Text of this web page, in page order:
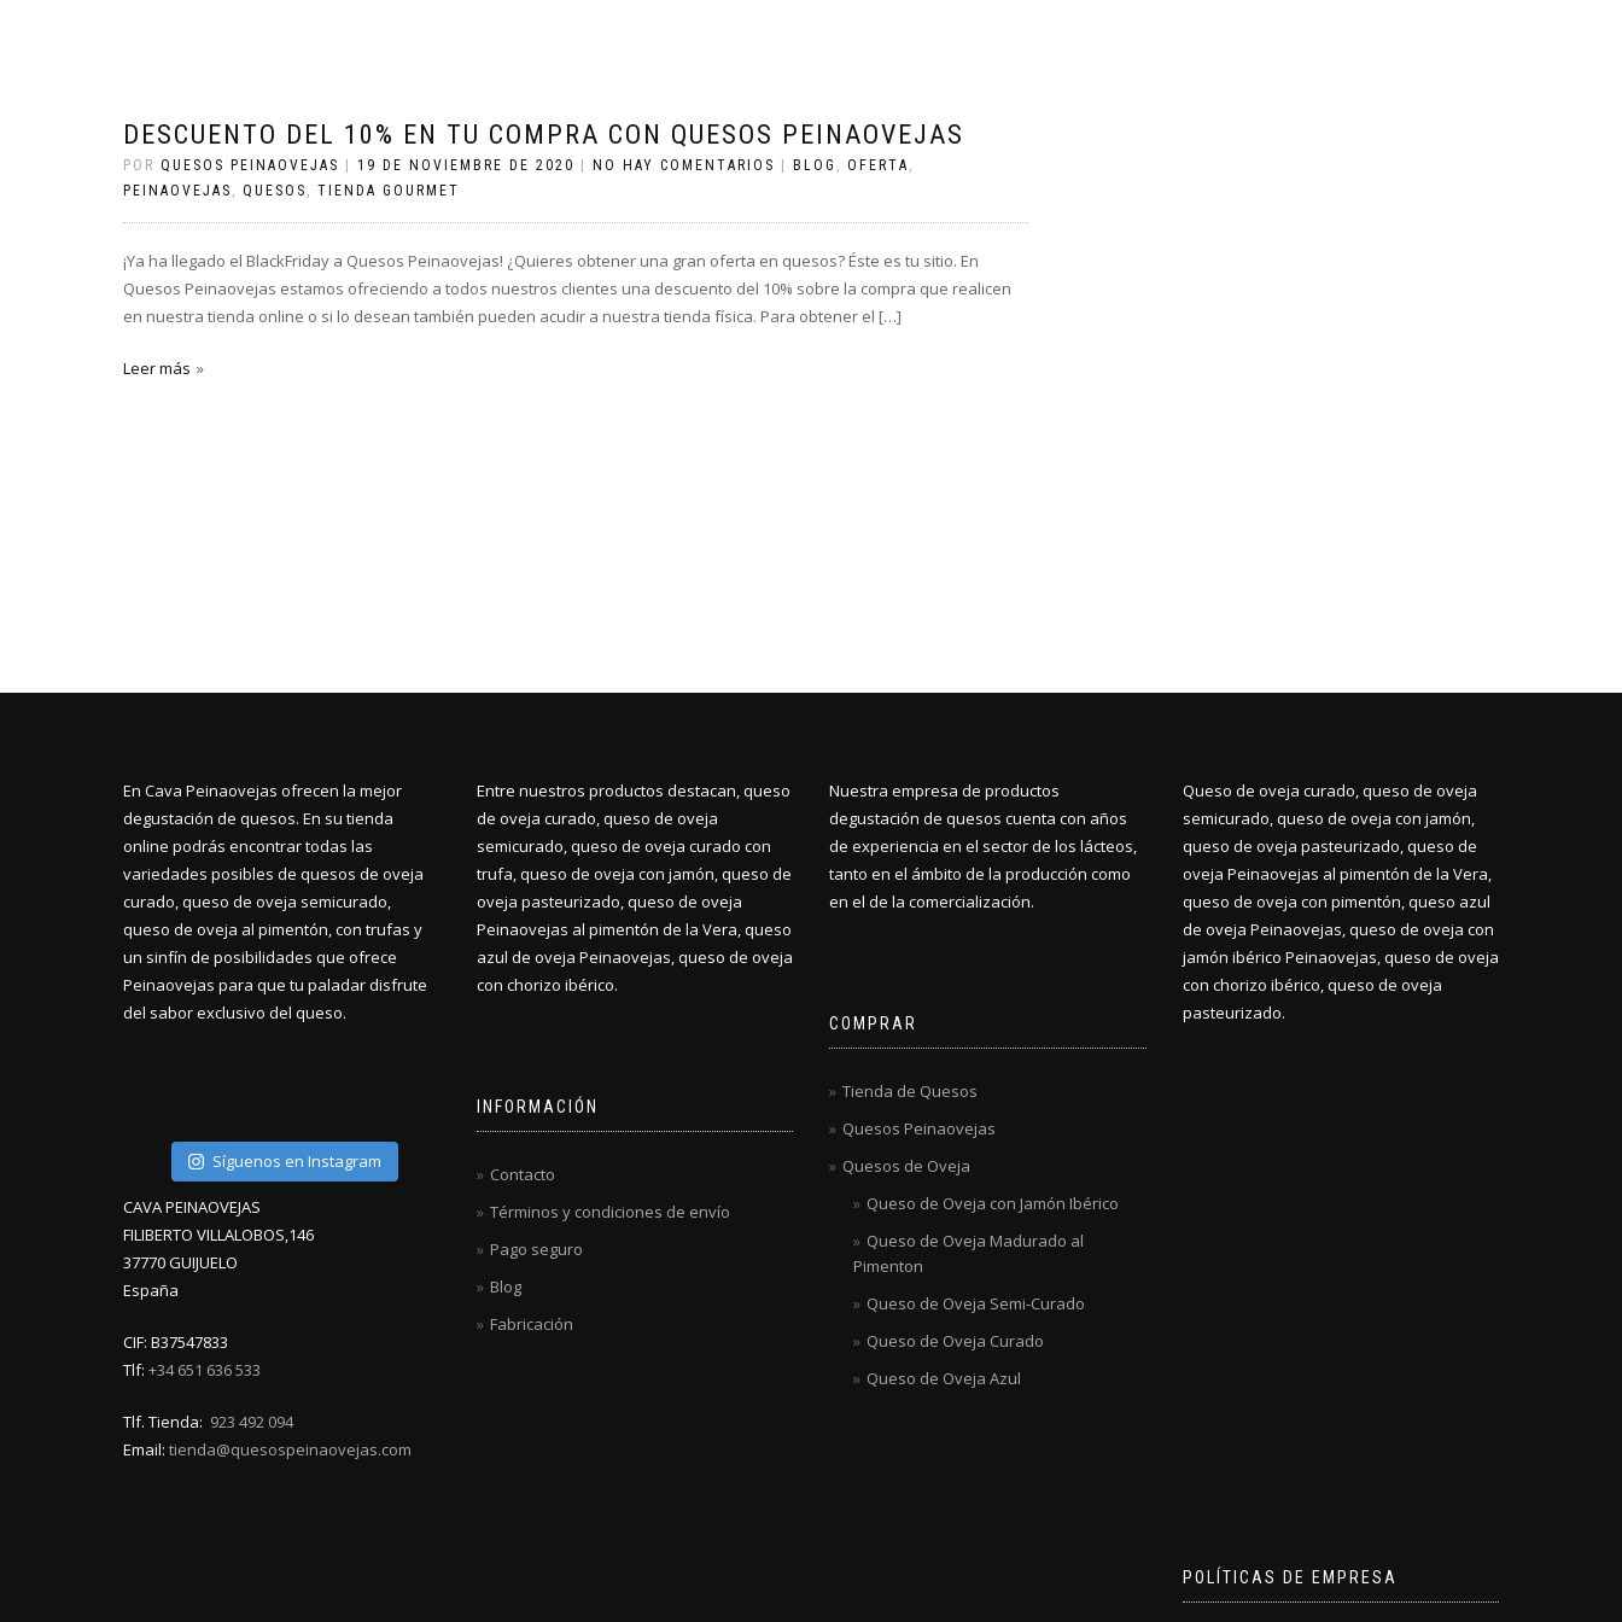
DESCUENTO DEL 10% EN TU COMPRA CON QUESOS PEINAOVEJAS
POR QUESOS PEINAOVEJAS 19 DE NOVIEMBRE DE 2020 NO HAY COMENTARIOS BLOG , OFERTA ,
PEINAOVEJAS , QUESOS , TIENDA GOURMET
¡Ya ha llegado el BlackFriday a Quesos Peinaovejas! ¿Quieres obtener una gran oferta en quesos? Éste es tu sitio. En
Quesos Peinaovejas estamos ofreciendo a todos nuestros clientes una descuento del 10% sobre la compra que realicen
en nuestra tienda online o si lo desean también pueden acudir a nuestra tienda física. Para obtener el […]
Leer más
En Cava Peinaovejas ofrecen la mejor
degustación de quesos. En su tienda
online podrás encontrar todas las
variedades posibles de quesos de oveja
curado, queso de oveja semicurado,
queso de oveja al pimentón, con trufas y
un sinfín de posibilidades que ofrece
Peinaovejas para que tu paladar disfrute
del sabor exclusivo del queso.
Síguenos en Instagram
CAVA PEINAOVEJAS
FILIBERTO VILLALOBOS,146
37770 GUIJUELO
España
CIF: B37547833
Tlf: +34 651 636 533
Tlf. Tienda: 923 492 094
Email: tienda@quesospeinaovejas.com
Entre nuestros productos destacan, queso
de oveja curado, queso de oveja
semicurado, queso de oveja curado con
trufa, queso de oveja con jamón, queso de
oveja pasteurizado, queso de oveja
Peinaovejas al pimentón de la Vera, queso
azul de oveja Peinaovejas, queso de oveja
con chorizo ibérico.
INFORMACIÓN
Contacto
Términos y condiciones de envío
Pago seguro
Blog
Fabricación
Nuestra empresa de productos
degustación de quesos cuenta con años
de experiencia en el sector de los lácteos,
tanto en el ámbito de la producción como
en el de la comercialización.
COMPRAR
Tienda de Quesos
Quesos Peinaovejas
Quesos de Oveja
Queso de Oveja con Jamón Ibérico
Queso de Oveja Madurado al
Pimenton
Queso de Oveja Semi-Curado
Queso de Oveja Curado
Queso de Oveja Azul
Queso de oveja curado, queso de oveja
semicurado, queso de oveja con jamón,
queso de oveja pasteurizado, queso de
oveja Peinaovejas al pimentón de la Vera,
queso de oveja con pimentón, queso azul
de oveja Peinaovejas, queso de oveja con
jamón ibérico Peinaovejas, queso de oveja
con chorizo ibérico, queso de oveja
pasteurizado.
POLÍTICAS DE EMPRESA